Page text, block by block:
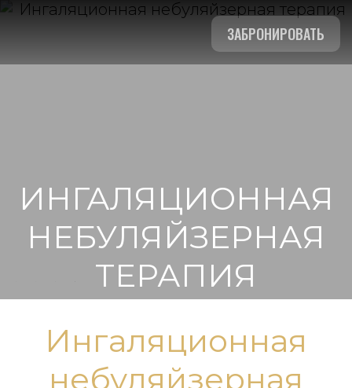
ЗАБРОНИРОВАТЬ
ИНГАЛЯЦИОННАЯ
НЕБУЛЯЙЗЕРНАЯ
ТЕРАПИЯ
Ингаляционная
небуляйзерная